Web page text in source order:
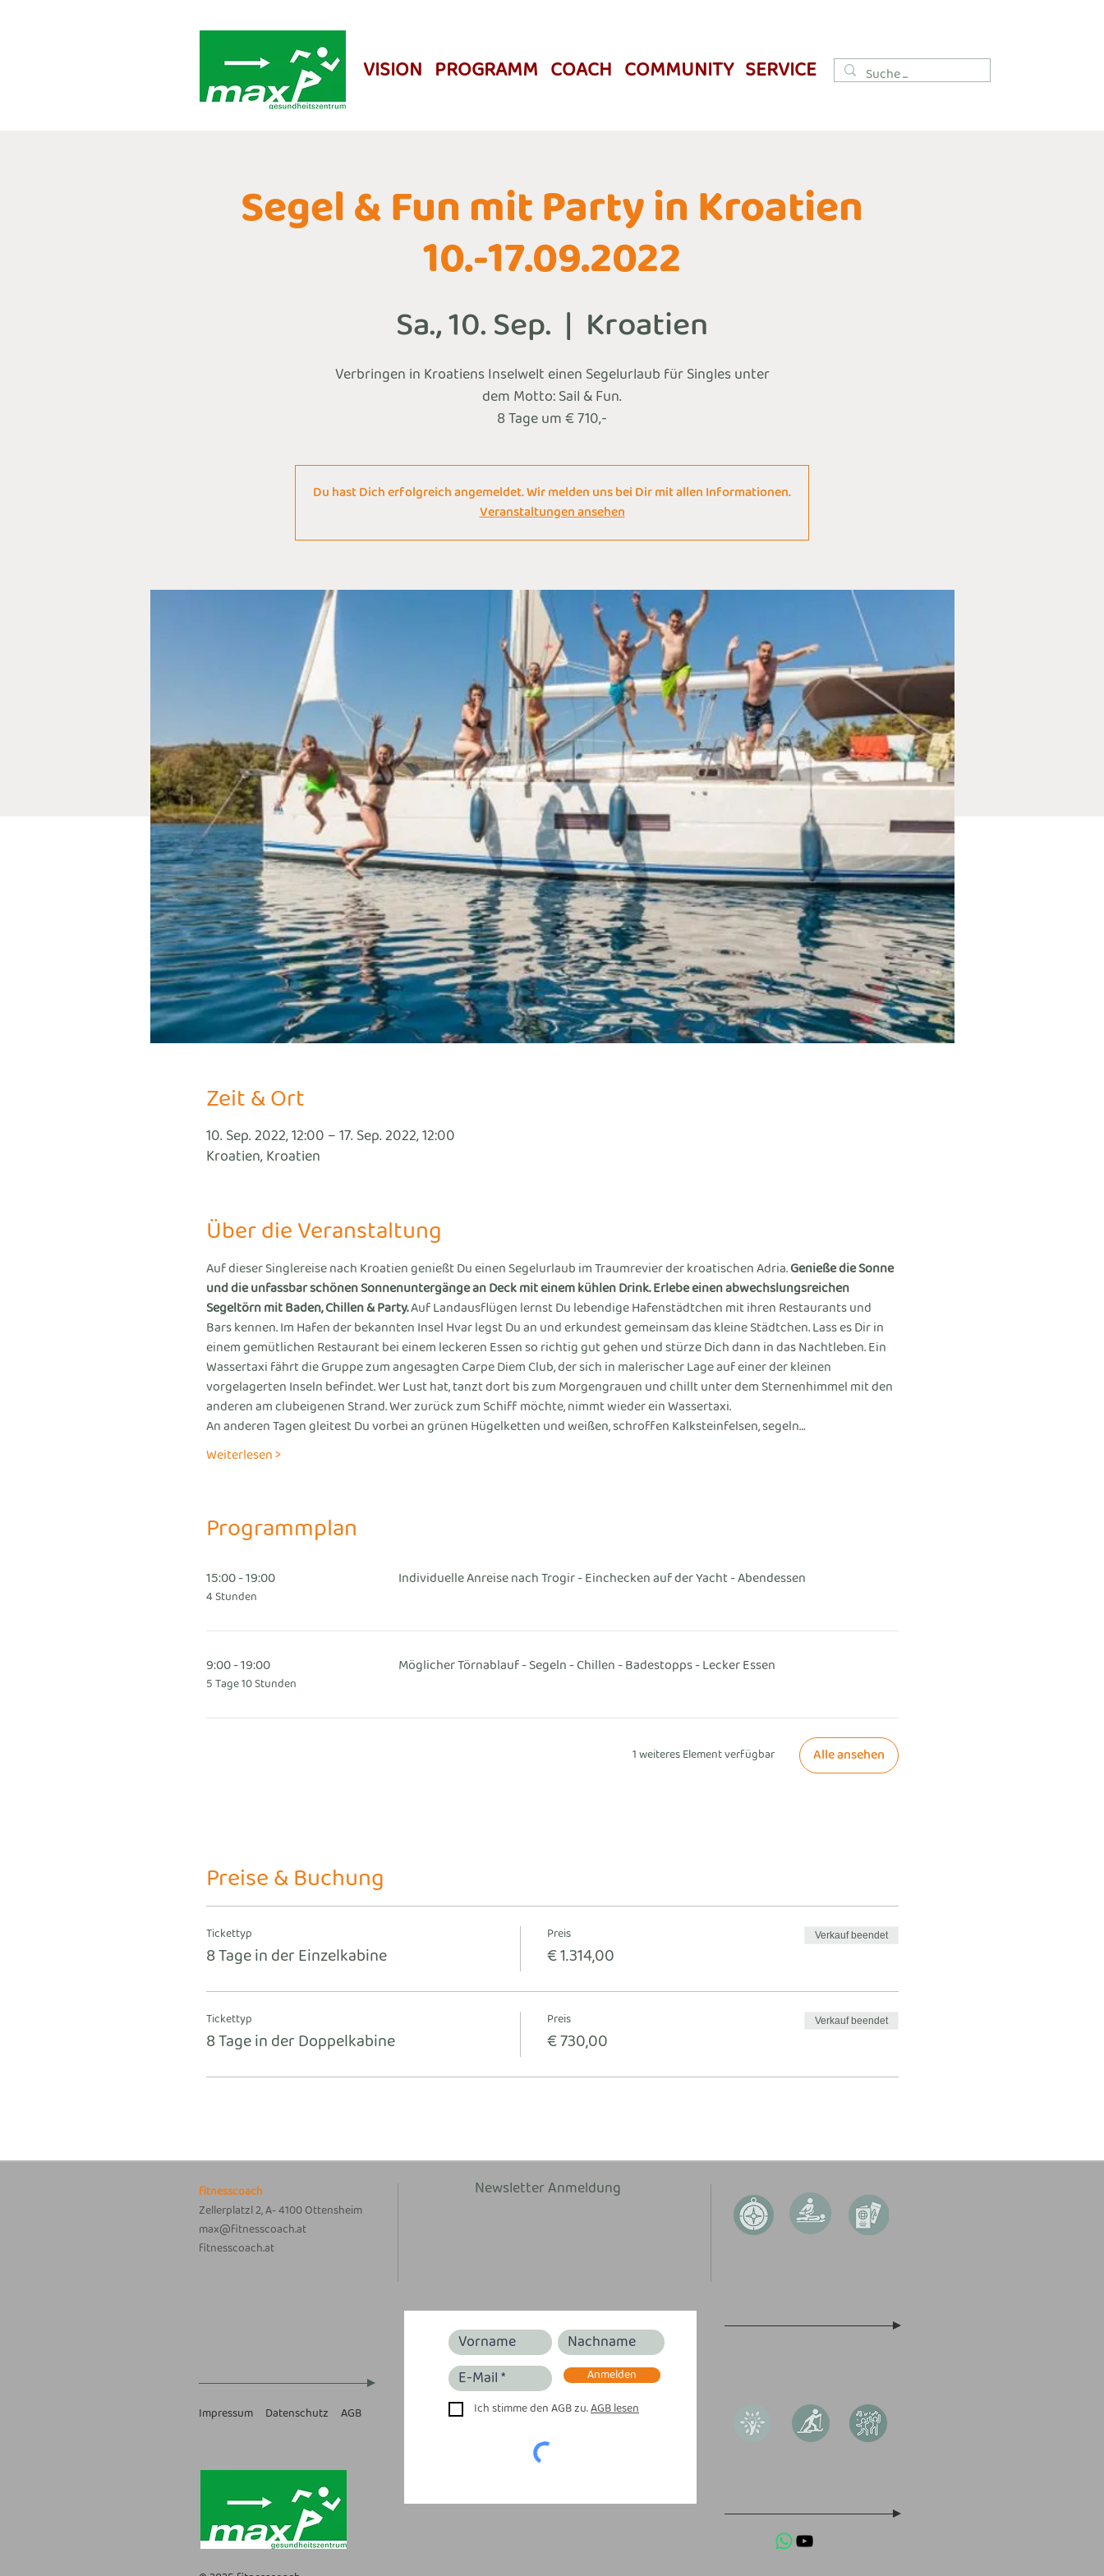
VISION PROGRAMM COACH COMMUNITY SERVICE
Segel & Fun mit Party in Kroatien
10.-17.09.2022
Sa., 10. Sep.
  |
Kroatien
Verbringen in Kroatiens Inselwelt einen Segelurlaub für Singles unter
dem Motto: Sail & Fun.
8 Tage um € 710,-
Du hast Dich erfolgreich angemeldet. Wir melden uns bei Dir mit allen Informationen.
Veranstaltungen ansehen
Zeit & Ort
10. Sep. 2022, 12:00 – 17. Sep. 2022, 12:00
Kroatien, Kroatien
Über die Veranstaltung
Auf dieser Singlereise nach Kroatien genießt Du einen Segelurlaub im Traumrevier der kroatischen Adria. Genieße die Sonne
und die unfassbar schönen Sonnenuntergänge an Deck mit einem kühlen Drink. Erlebe einen abwechslungsreichen
Segeltörn mit Baden, Chillen & Party. Auf Landausflügen lernst Du lebendige Hafenstädtchen mit ihren Restaurants und
Bars kennen. Im Hafen der bekannten Insel Hvar legst Du an und erkundest gemeinsam das kleine Städtchen. Lass es Dir in
einem gemütlichen Restaurant bei einem leckeren Essen so richtig gut gehen und stürze Dich dann in das Nachtleben. Ein
Wassertaxi fährt die Gruppe zum angesagten Carpe Diem Club, der sich in malerischer Lage auf einer der kleinen
vorgelagerten Inseln befindet. Wer Lust hat, tanzt dort bis zum Morgengrauen und chillt unter dem Sternenhimmel mit den
anderen am clubeigenen Strand. Wer zurück zum Schiff möchte, nimmt wieder ein Wassertaxi.
An anderen Tagen gleitest Du vorbei an grünen Hügelketten und weißen, schroffen Kalksteinfelsen, segeln…
Weiterlesen >
Programmplan
15:00 - 19:00
4 Stunden
Individuelle Anreise nach Trogir - Einchecken auf der Yacht - Abendessen
9:00 - 19:00
5 Tage 10 Stunden
Möglicher Törnablauf - Segeln - Chillen - Badestopps - Lecker Essen
1 weiteres Element verfügbar Alle ansehen
Preise & Buchung
Tickettyp
8 Tage in der Einzelkabine
Preis
€ 1.314,00
Verkauf beendet
Tickettyp
8 Tage in der Doppelkabine
Preis
€ 730,00
Verkauf beendet
fitnesscoach
Zellerplatzl 2, A- 4100 Ottensheim
max@fitnesscoach.at
fitnesscoach.at
Newsletter Anmeldung
Impressum Datenschutz AGB
Anmelden
Ich stimme den AGB zu.AGB lesen